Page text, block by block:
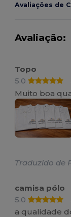
Avaliações de
Avaliação:
Topo
5.0
Muito boa
Traduzido de
camisa pólo
5.0
a qualidade